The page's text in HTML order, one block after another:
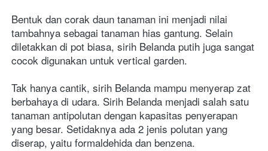
Bentuk dan corak daun tanaman ini menjadi nilai
tambahnya sebagai tanaman hias gantung. Selain
diletakkan di pot biasa, sirih Belanda putih juga sangat
cocok digunakan untuk vertical garden.
Tak hanya cantik, sirih Belanda mampu menyerap zat
berbahaya di udara. Sirih Belanda menjadi salah satu
tanaman antipolutan dengan kapasitas penyerapan
yang besar. Setidaknya ada 2 jenis polutan yang
diserap, yaitu formaldehida dan benzena.